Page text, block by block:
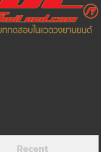
Recent